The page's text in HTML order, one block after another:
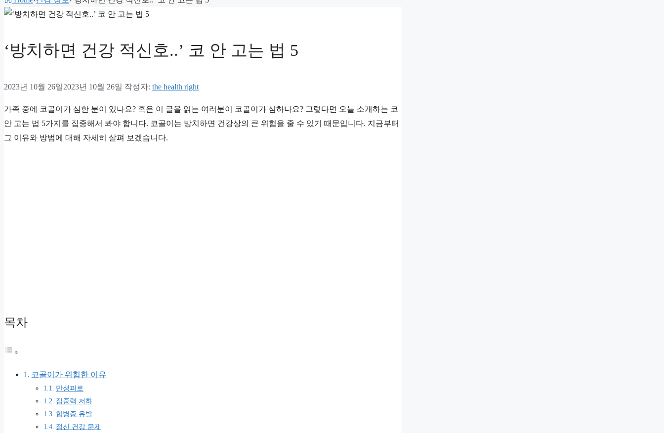
‘방치하면 건강 적신호..’ 코 안 고는 법 5
2023년 10월 26일2023년 10월 26일 작성자: the health right
가족 중에 코골이가 심한 분이 있나요? 혹은 이 글을 읽는 여러분이 코골이가 심하나요? 그렇다면 오늘 소개하는 코
안 고는 법 5가지를 집중해서 봐야 합니다. 코골이는 방치하면 건강상의 큰 위험을 줄 수 있기 때문입니다. 지금부터
그 이유와 방법에 대해 자세히 살펴 보겠습니다.
목차
코골이가 위험한 이유
만성피로
집중력 저하
합병증 유발
정신 건강 문제